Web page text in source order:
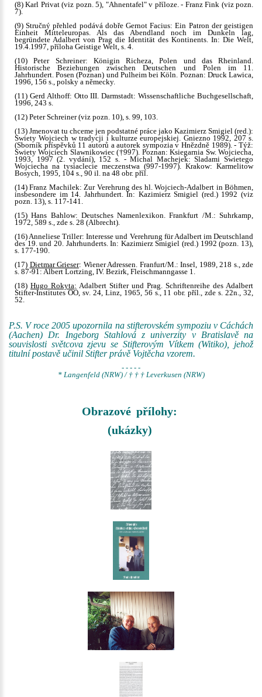
(8) Karl Privat (viz pozn. 5), "Ahnentafel" v příloze. - Franz Fink (viz pozn.
7).
(9) Stručný přehled podává dobře Gernot Facius: Ein Patron der geistigen
Einheit Mitteleuropas. Als das Abendland noch im Dunkeln lag,
begründete Adalbert von Prag die Identität des Kontinents. In: Die Welt,
19.4.1997, příloha Geistige Welt, s. 4.
(10) Peter Schreiner: Königin Richeza, Polen und das Rheinland.
Historische Beziehungen zwischen Deutschen und Polen im 11.
Jahrhundert. Posen (Poznan) und Pulheim bei Köln. Poznan: Druck Lawica,
1996, 156 s., polsky a německy.
(11) Gerd Althoff: Otto III. Darmstadt: Wissenschaftliche Buchgesellschaft,
1996, 243 s.
(12) Peter Schreiner (viz pozn. 10), s. 99, 103.
(13) Jmenovat tu chceme jen podstatné práce jako Kazimierz Smigiel (red.):
Swiety Wojciech w tradycji i kulturze europejskiej. Gniezno 1992, 207 s.
(Sborník příspěvků 11 autorů a autorek sympozia v Hnězdně 1989). - Týž:
Swiety Wojciech Slawnikowiec (†997). Poznan: Ksiegarnia Sw. Wojciecha,
1993, 1997 (2. vydání), 152 s. - Michal Machejek: Sladami Swietego
Wojciecha na tysiaclecie meczenstwa (997-1997). Krakow: Karmelitow
Bosych, 1995, 104 s., 90 il. na 48 obr. příl.
(14) Franz Machilek: Zur Verehrung des hl. Wojciech-Adalbert in Böhmen,
insbesondere im 14. Jahrhundert. In: Kazimierz Smigiel (red.) 1992 (viz
pozn. 13), s. 117-141.
(15) Hans Bahlow: Deutsches Namenlexikon. Frankfurt /M.: Suhrkamp,
1972, 589 s., zde s. 28 (Albrecht).
(16) Anneliese Triller: Interesse und Verehrung für Adalbert im Deutschland
des 19. und 20. Jahrhunderts. In: Kazimierz Smigiel (red.) 1992 (pozn. 13),
s. 177-190.
(17) Dietmar Grieser: Wiener Adressen. Franfurt/M.: Insel, 1989, 218 s., zde
s. 87-91: Albert Lortzing, IV. Bezirk, Fleischmanngasse 1.
(18) Hugo Rokyta: Adalbert Stifter und Prag. Schriftenreihe des Adalbert
Stifter-Institutes OÖ, sv. 24, Linz, 1965, 56 s., 11 obr. příl., zde s. 22n., 32,
52.
P.S. V roce 2005 upozornila na stifterovském sympoziu v Cáchách
(Aachen) Dr. Ingeborg Stahlová z univerzity v Bratislavě na
souvislosti světcova zjevu se Stifterovým Vítkem (Witiko), jehož
titulní postavě učinil Stifter právě Vojtěcha vzorem.
- - - - -
* Langenfeld (NRW) / † † † Leverkusen (NRW)
Obrazové přílohy:
(ukázky)